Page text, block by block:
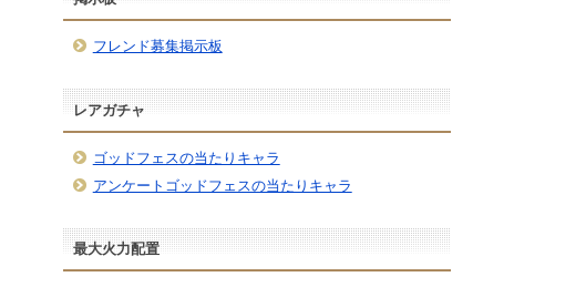
フレンド募集掲示板
レアガチャ
ゴッドフェスの当たりキャラ
アンケートゴッドフェスの当たりキャラ
最大火力配置